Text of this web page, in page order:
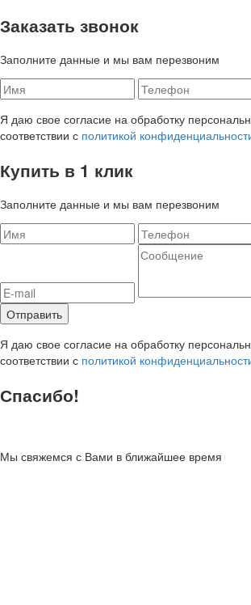
Заказать звонок
Заполните данные и мы вам перезвоним
Я даю свое согласие на обработку
соответствии с политикой
Купить в 1 клик
Заполните данные и мы вам перезвоним
Я даю свое согласие на обработку
соответствии с политикой
Спасибо!
Мы свяжемся с Вами в ближайшее время